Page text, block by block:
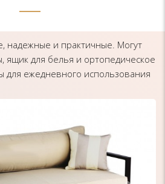
надежные и практичные. Могут
ящик для белья и ортопедическое
для ежедневного использования